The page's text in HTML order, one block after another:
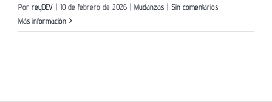
Por reyDEV | 10 de febrero de 2026 | Mudanzas | Sin comentarios
Más información